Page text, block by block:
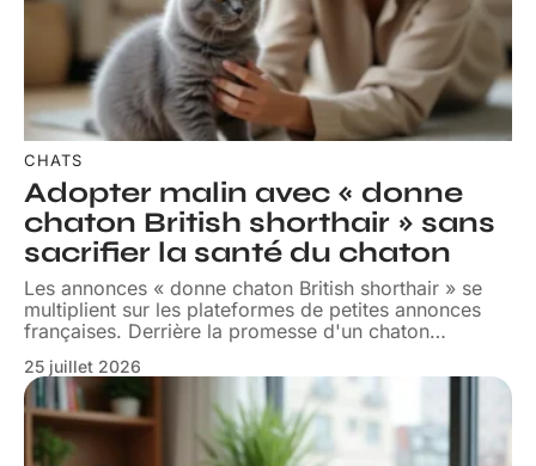
CHATS
Adopter malin avec « donne
chaton British shorthair » sans
sacrifier la santé du chaton
Les annonces « donne chaton British shorthair » se
multiplient sur les plateformes de petites annonces
françaises. Derrière la promesse d'un chaton…
25 juillet 2026